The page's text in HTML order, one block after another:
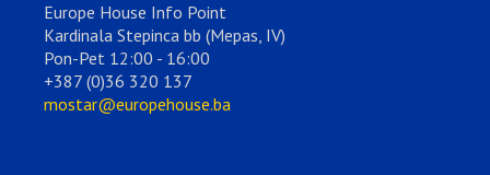
Europe House Info Point
Kardinala Stepinca bb (Mepas, IV)
Pon-Pet 12:00 - 16:00
+387 (0)36 320 137
mostar@europehouse.ba